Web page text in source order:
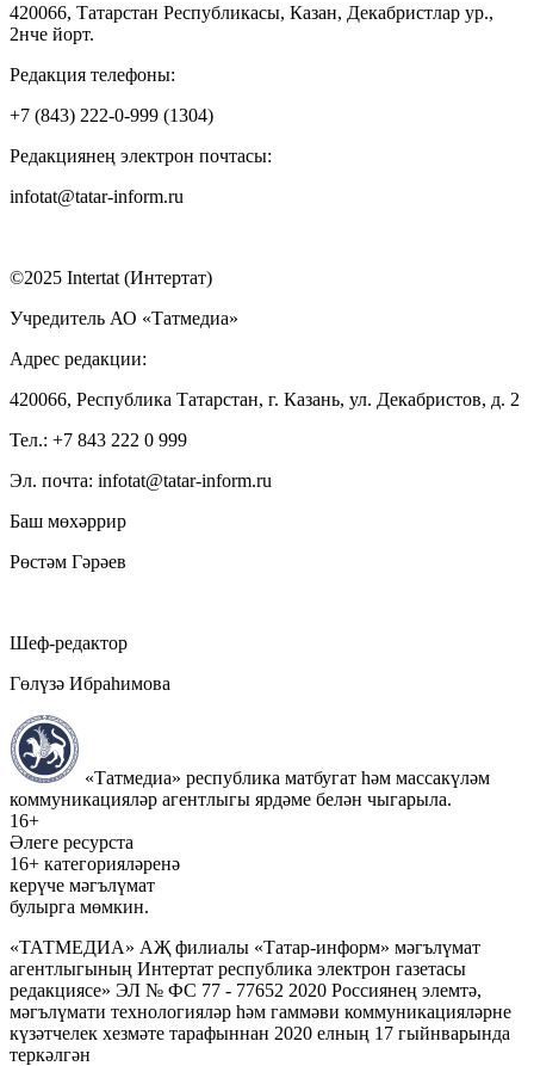
420066, Татарстан Республикасы, Казан, Декабристлар ур.,
2нче йорт.
Редакция телефоны:
+7 (843) 222-0-999 (1304)
Редакциянең электрон почтасы:
infotat@tatar-inform.ru
©2025 Intertat (Интертат)
Учредитель АО «Татмедиа»
Адрес редакции:
420066, Республика Татарстан, г. Казань, ул. Декабристов, д. 2
Тел.: +7 843 222 0 999
Эл. почта: infotat@tatar-inform.ru
Баш мөхәррир
Рөстәм Гәрәев
Шеф-редактор
Гөлүзә Ибраһимова
«Татмедиа» республика матбугат һәм массакүләм
коммуникацияләр агентлыгы ярдәме белән чыгарыла.
16+
Әлеге ресурста
16+ категорияләренә
керүче мәгълүмат
булырга мөмкин.
«ТАТМЕДИА» АҖ филиалы «Татар-информ» мәгълүмат
агентлыгының Интертат республика электрон газетасы
редакциясе» ЭЛ № ФС 77 - 77652 2020 Россиянең элемтә,
мәгълүмати технологияләр һәм гаммәви коммуникацияләрне
күзәтчелек хезмәте тарафыннан 2020 елның 17 гыйнварында
теркәлгән